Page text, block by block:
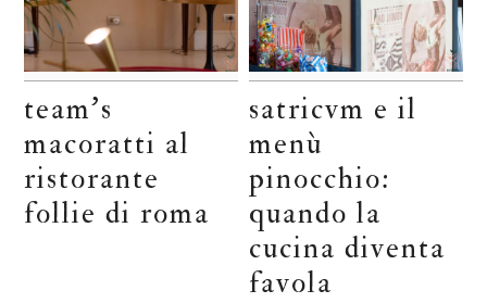
team’s
macoratti al
ristorante
follie di roma
satricvm e il
menù
pinocchio:
quando la
cucina diventa
favola